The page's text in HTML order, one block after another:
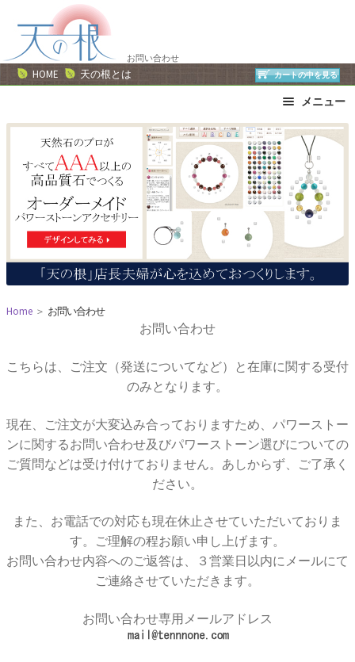
ー
シ
ン
ン
ツ
ス
お問い合わせ
HOME 天の根とは カートの中を見る
メニュー
ブレスレット
ストラップ
ネックレス
ピアス・イヤリング
リング
運勢で選ぶ
誕生石で選ぶ
色で選ぶ
干支石で選ぶ
星座石で選ぶ
石の名前で選ぶ
パワーストーン一覧
Home ＞ お問い合わせ
お問い合わせ
こちらは、ご注文（発送についてなど）と在庫に関する受付
のみとなります。
現在、ご注文が大変込み合っておりますため、パワーストー
ンに関するお問い合わせ及びパワーストーン選びについての
ご質問などは受け付けておりません。あしからず、ご了承く
ださい。
また、お電話での対応も現在休止させていただいておりま
す。ご理解の程お願い申し上げます。
お問い合わせ内容へのご返答は、３営業日以内にメールにて
ご連絡させていただきます。
お問い合わせ専用メールアドレス